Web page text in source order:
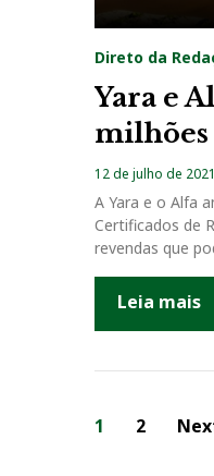
Direto da
Yara e
milhões
12 de julho de 2021
A Yara e o Alfa
Certificados de
revendas que
Leia mais
N
1 2